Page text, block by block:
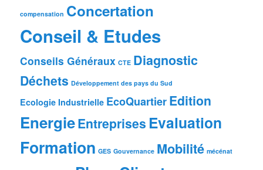
compensation Concertation
Conseil & Etudes
Conseils Généraux CTE Diagnostic
Déchets Développement des pays du Sud
Ecologie Industrielle EcoQuartierEdition
EnergieEntreprises Evaluation
Formation GES Gouvernance Mobilité mécénat